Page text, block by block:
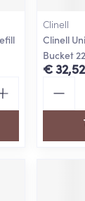
Clinell
Clinell
Bucket
€ 32,52